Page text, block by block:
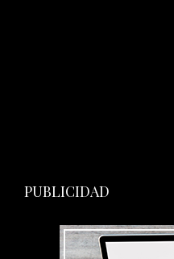
PUBLICIDAD